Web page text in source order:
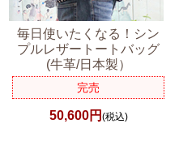
毎日使いたくなる！シン
プルレザートートバッグ
(牛革/日本製）
完売
50,600円 (税込)